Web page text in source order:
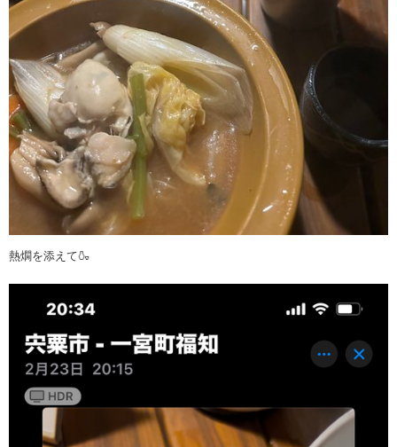
熱燗を添えて🍶